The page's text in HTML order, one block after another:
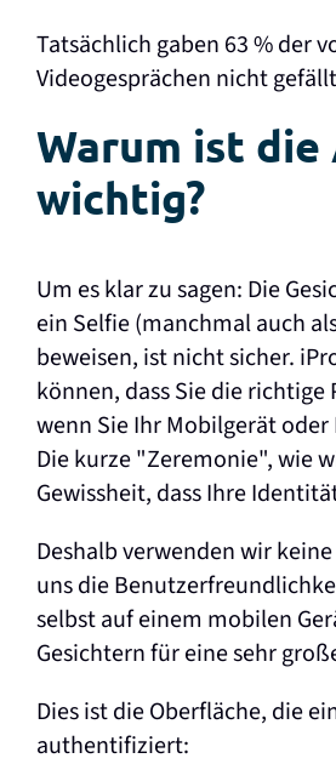
Tatsächlich gaben 63 % der
Videogesprächen nicht
Warum ist
wichtig?
Um es klar zu sagen: Die
ein Selfie (manchmal auch
beweisen, ist nicht sicher.
können, dass Sie die
wenn Sie Ihr Mobilgerät
Die kurze "Zeremonie", wie
Gewissheit, dass Ihre
Deshalb verwenden wir
uns die
selbst auf einem mobilen
Gesichtern für eine sehr
Dies ist die Oberfläche, die
authentifiziert: